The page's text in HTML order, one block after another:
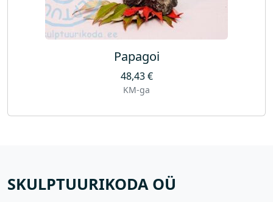
Papagoi
48,43€
KM-ga
SKULPTUURIKODA OÜ